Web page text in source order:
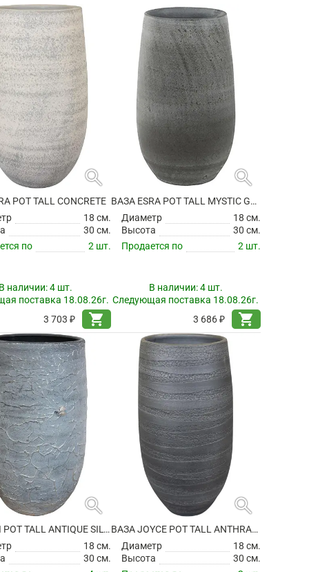
search
POT TALL CONCRETE
18 см.
30 см.
по
2 шт.
наличии:4 шт.
поставка 18.08.26г.
3 703 ₽
shopping_cart
search
ВАЗА ESRA POT TALL MYSTIC GREY
Диаметр
18 см.
Высота
30 см.
Продается по
2 шт.
В наличии:4 шт.
Следующая поставка 18.08.26г.
3 686 ₽
shopping_cart
search
ВАЗА EVI POT TALL ANTIQUE SILVER
18 см.
30 см.
search
ВАЗА JOYCE POT TALL ANTHRACITE
Диаметр
18 см.
Высота
30 см.